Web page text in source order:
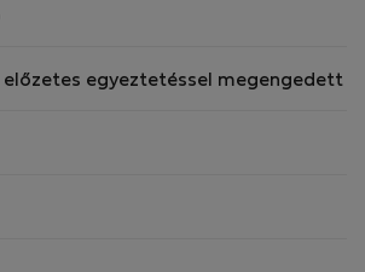
előzetes egyeztetéssel megengedett